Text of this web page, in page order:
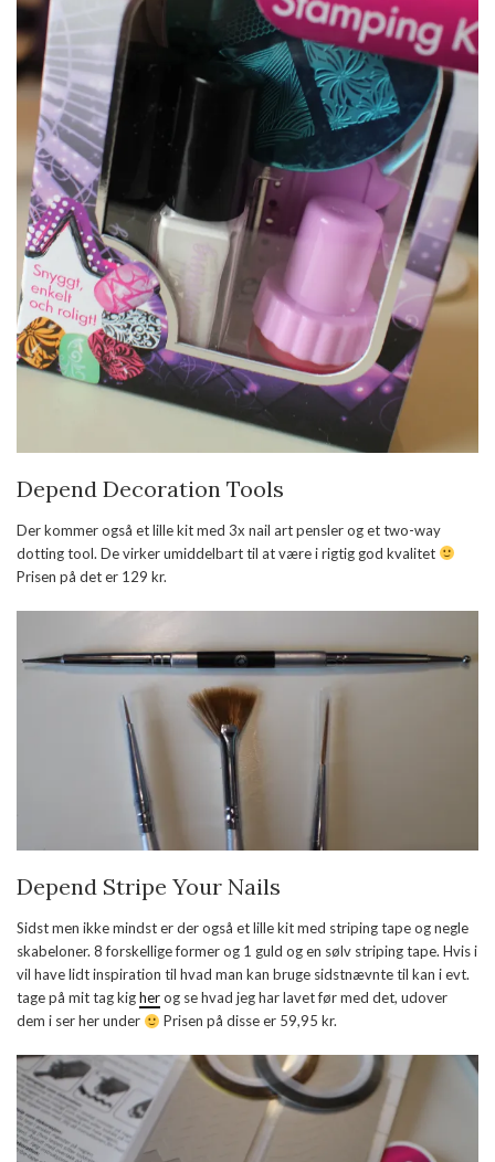
Depend Decoration Tools
Der kommer også et lille kit med 3x nail art pensler og et two-way
dotting tool. De virker umiddelbart til at være i rigtig god kvalitet
Prisen på det er 129 kr.
Depend Stripe Your Nails
Sidst men ikke mindst er der også et lille kit med striping tape og negle
skabeloner. 8 forskellige former og 1 guld og en sølv striping tape. Hvis i
vil have lidt inspiration til hvad man kan bruge sidstnævnte til kan i evt.
tage på mit tag kigherog se hvad jeg har lavet før med det, udover
dem i ser her under
Prisen på disse er 59,95 kr.